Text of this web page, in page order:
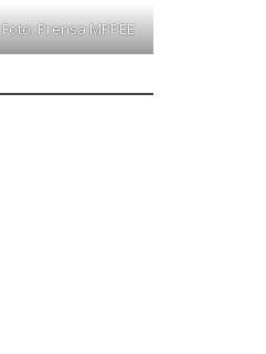
Foto: Prensa MPPEE